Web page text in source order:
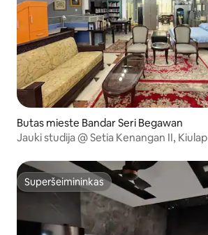
Butas mieste Bandar Seri Begawan
Jauki studija @ Setia Kenangan II, Kiulap
Superšeimininkas
Superšeimininkas